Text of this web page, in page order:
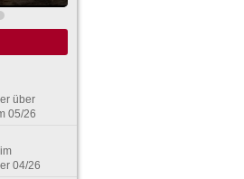
über
05/26
04/26